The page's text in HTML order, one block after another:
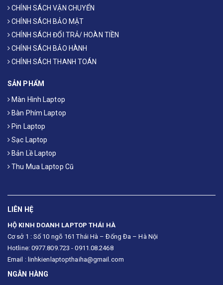
CHÍNH SÁCH VẬN CHUYỂN
CHÍNH SÁCH BẢO MẬT
CHÍNH SÁCH ĐỔI TRẢ/ HOÀN TIỀN
CHÍNH SÁCH BẢO HÀNH
CHÍNH SÁCH THANH TOÁN
SẢN PHẨM
Màn Hình Laptop
Bàn Phím Laptop
Pin Laptop
Sạc Laptop
Bản Lề Laptop
Thu Mua Laptop Cũ
LIÊN HỆ
HỘ KINH DOANH LAPTOP THÁI HÀ
Cơ sở 1 : Số 10 ngõ 161 Thái Hà – Đống Đa – Hà Nội
Hotline: 0977.809.723 - 0911.08.2468
Email : linhkienlaptopthaiha@gmail.com
NGÂN HÀNG